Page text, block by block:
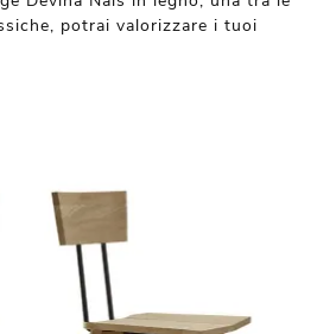
potrai valorizzare i tuoi